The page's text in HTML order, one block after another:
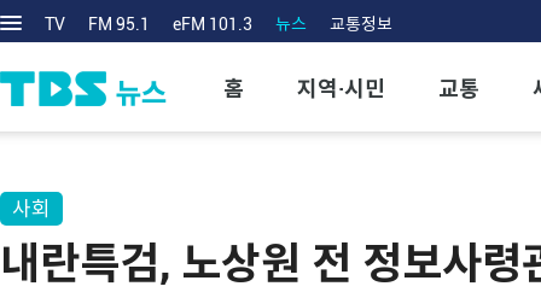
TV FM 95.1 eFM 101.3 뉴스 교통정보
홈 지역·시민 교통
사회
내란특검, 노상원 전 정보사